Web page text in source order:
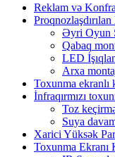
Reklam və
Əyri Oyun
Qabaq
LED
Arxa
Toxunma ekranlı
İnfraqırmızı
Toz
Suya
Xarici Yüksək
Toxunma Ekranı